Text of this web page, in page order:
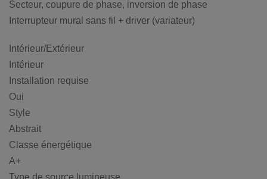
Secteur, coupure de phase, inversion de phase
Interrupteur mural sans fil + driver (variateur)
Intérieur/Extérieur
Intérieur
Installation requise
Oui
Style
Abstrait
Classe énergétique
A+
Type de source lumineuse